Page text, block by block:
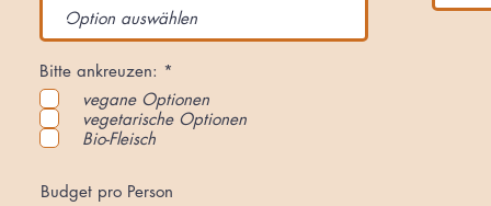
Bitte ankreuzen: *
l
i
vegane Optionen
vegetarische Optionen
Bio-Fleisch
Budget pro Person